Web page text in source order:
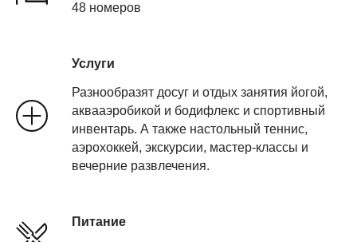
48 номеров
Услуги
Разнообразят досуг и отдых занятия йогой,
аквааэробикой и бодифлекс и спортивный
инвентарь. А также настольный теннис,
аэрохоккей, экскурсии, мастер-классы и
вечерние развлечения.
Питание